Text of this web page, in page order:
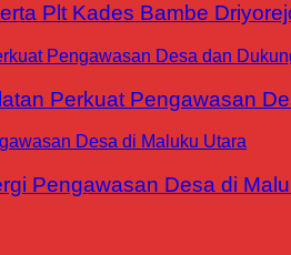
Plt Kades Bambe
Perkuat Pengawasan
Pengawasan Desa di